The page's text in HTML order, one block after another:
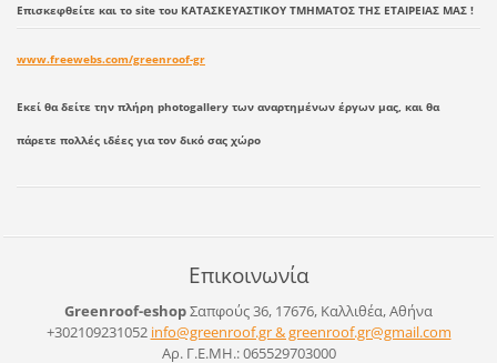
Επισκεφθείτε και το site του ΚΑΤΑΣΚΕΥΑΣΤΙΚΟΥ ΤΜΗΜΑΤΟΣ ΤΗΣ ΕΤΑΙΡΕΙΑΣ ΜΑΣ !
www.freewebs.com/greenroof-gr
Εκεί θα δείτε την πλήρη photogallery των αναρτημένων έργων μας, και θα
πάρετε πολλές ιδέες για τον δικό σας χώρο
Επικοινωνία
Greenroof-eshopΣαπφούς 36, 17676, Καλλιθέα, Αθήνα
+302109231052 info@greenroof.gr & greenroof.gr@gmail.com
Αρ. Γ.Ε.ΜΗ.: 065529703000